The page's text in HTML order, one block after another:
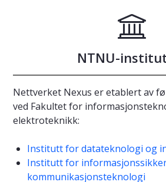
NTNU-
Nettverket Nexus er etablert av
ved Fakultet for
elektroteknikk:
Institutt for datateknologi og
Institutt for
kommunikasjonsteknologi